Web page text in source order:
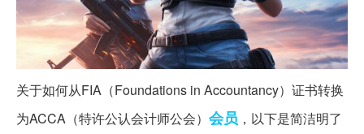
关于如何从FIA（Foundations in Accountancy）证书转换
为ACCA（特许公认会计师公会） 会员 ，以下是简洁明了